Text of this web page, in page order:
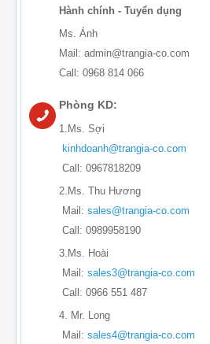
Hành chính - Tuyển dụng
Ms. Ánh
Mail: admin@trangia-co.com
Call: 0968 814 066
Phòng KD:
1.Ms. Sợi
kinhdoanh@trangia-co.com
Call: 0967818209
2.Ms. Thu Hương
Mail: sales@trangia-co.com
Call: 0989958190
3.Ms. Hoài
Mail: sales3@trangia-co.com
Call: 0966 551 487
4. Mr. Long
Mail: sales4@trangia-co.com